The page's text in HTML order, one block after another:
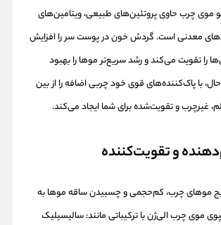
موی چرب حاوی پروتئین‌های طبیعی، ویتامین‌های
معدنی است. گردش خون در پوست سر را افزایش
را تقویت می‌کند و رشد سریع‌تر موها را بهبود
با پاک‌کننده‌های قوی خود چربی اضافه را از بین
غیرچرب و تقویت‌شده برای شما ایجاد می‌کند.
و تقویت‌کننده
موهای چرب، کم‌حجمی و چسبیدن ساقه موها به
موی چرب الی‌ژن با ترکیباتی مانند: سالیسیلیک